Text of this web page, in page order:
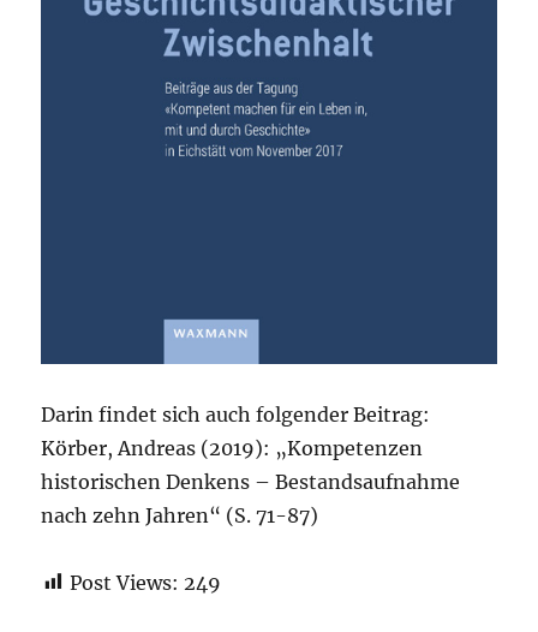
Darin findet sich auch folgender Beitrag:
Körber, Andreas (2019): „Kompetenzen
historischen Denkens – Bestandsaufnahme
nach zehn Jahren“ (S. 71-87)
Post Views: 249